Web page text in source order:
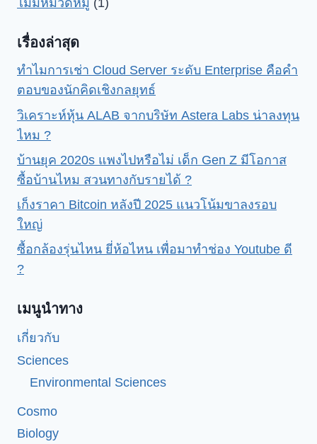
ไม่มีหมวดหมู่ (1)
เรื่องล่าสุด
ทำไมการเช่า Cloud Server ระดับ Enterprise คือคำ
ตอบของนักคิดเชิงกลยุทธ์
วิเคราะห์หุ้น ALAB จากบริษัท Astera Labs น่าลงทุน
ไหม ?
บ้านยุค 2020s แพงไปหรือไม่ เด็ก Gen Z มีโอกาส
ซื้อบ้านไหม สวนทางกับรายได้ ?
เก็งราคา Bitcoin หลังปี 2025 แนวโน้มขาลงรอบ
ใหญ่
ซื้อกล้องรุ่นไหน ยี่ห้อไหน เพื่อมาทำช่อง Youtube ดี
?
เมนูนำทาง
เกี่ยวกับ
Sciences
Environmental Sciences
Cosmo
Biology